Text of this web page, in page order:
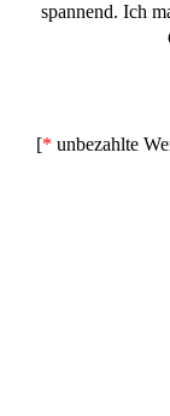
spannend. Ich
[* unbezahlte